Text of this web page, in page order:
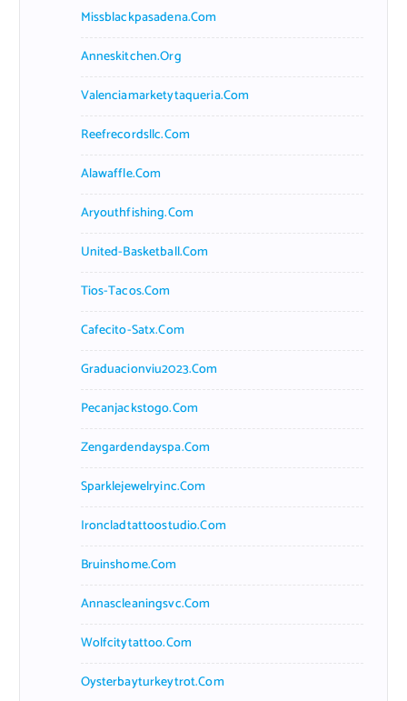
Missblackpasadena.com
Anneskitchen.org
Valenciamarketytaqueria.com
Reefrecordsllc.com
Alawaffle.com
Aryouthfishing.com
United-Basketball.com
Tios-Tacos.com
Cafecito-Satx.com
Graduacionviu2023.com
Pecanjackstogo.com
Zengardendayspa.com
Sparklejewelryinc.com
Ironcladtattoostudio.com
Bruinshome.com
Annascleaningsvc.com
Wolfcitytattoo.com
Oysterbayturkeytrot.com